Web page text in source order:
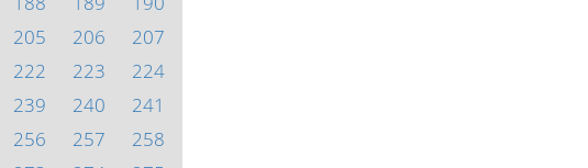
205 206
207
222 223
224
239 240
241
256 257
258